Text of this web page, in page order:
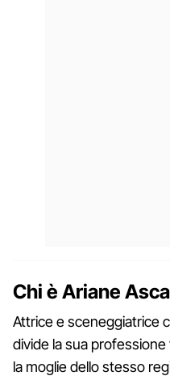
Chi è Ariane
Attrice e sceneggiatrice
divide la sua
la moglie dello stesso